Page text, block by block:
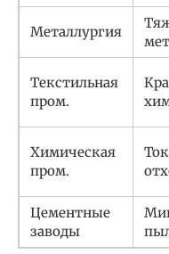
Металлургия
Текстильная
пром.
Химическая
пром.
Цементные
заводы